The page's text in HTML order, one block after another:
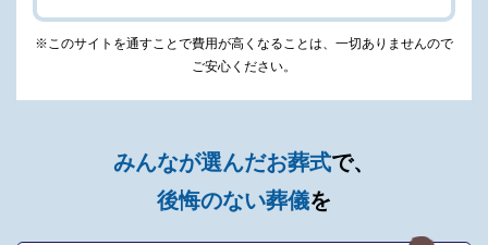
湯灌（おくり人）
し、故人様の身をお清めいたし
多彩な材質や装飾を施した骨壺
の中からお選びいただけます
※このサイトを通すことで費用が高くなることは、一切ありませんので
ご安心ください。
みんなが選んだお葬式で、
後悔のない葬儀を